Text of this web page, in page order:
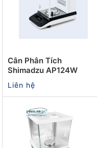
Cân Phân Tích
Shimadzu AP124W
Liên hệ